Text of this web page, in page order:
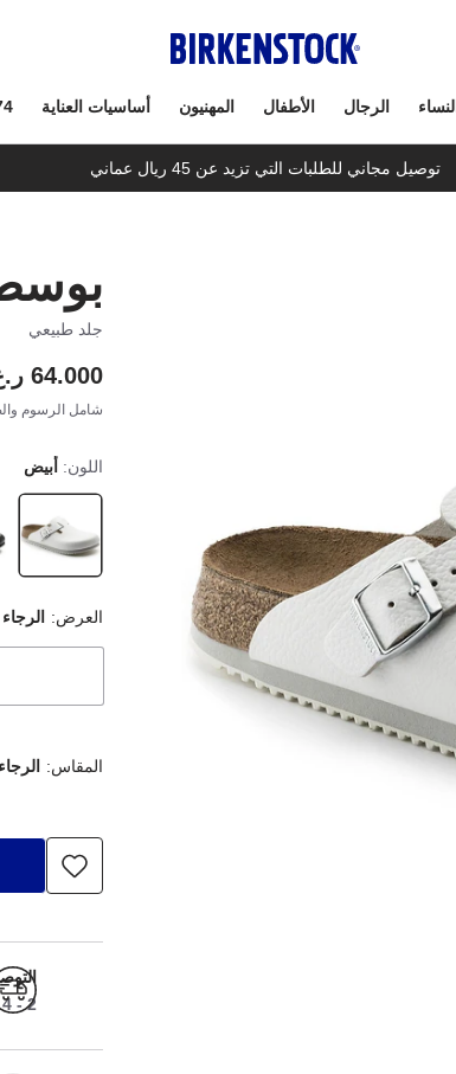
النساء الرجال الأطفال المهنيون أساسيات العناية
توصيل مجاني للطلبات التي تزيد عن 45 ريال عماني
جلد طبيعي
64.000 ر.ع.
شامل الرسوم
اللون: أبيض
العرض:
المقاس:
2 - 4 أيام عمل